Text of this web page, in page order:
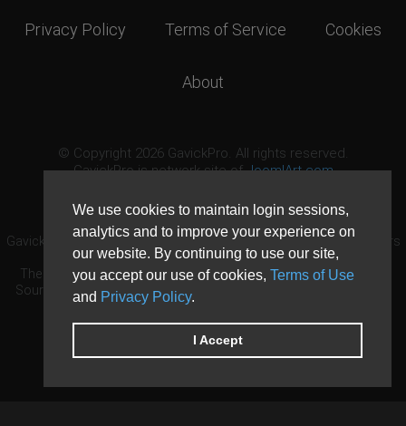
We use cookies to maintain login sessions,
analytics and to improve your experience on
our website. By continuing to use our site,
you accept our use of cookies, Terms of Use
and Privacy Policy.
I Accept
Privacy Policy Terms of Service Cookies
About
© Copyright 2026 GavickPro. All rights reserved.
GavickPro is network site ofJoomlArt.com
GavickPro® is not affiliated with or endorsed by Open Source Matters
or the Joomla! Project.
The Joomla! logo is used under a limited license granted by Open
Source Matters the trademark holder in the United States and other
countries.
Need custom development?Request now
DDoS protection byEvolution Host